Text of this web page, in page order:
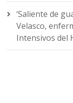
‘Saliente de
Velasco,
Intensivos del